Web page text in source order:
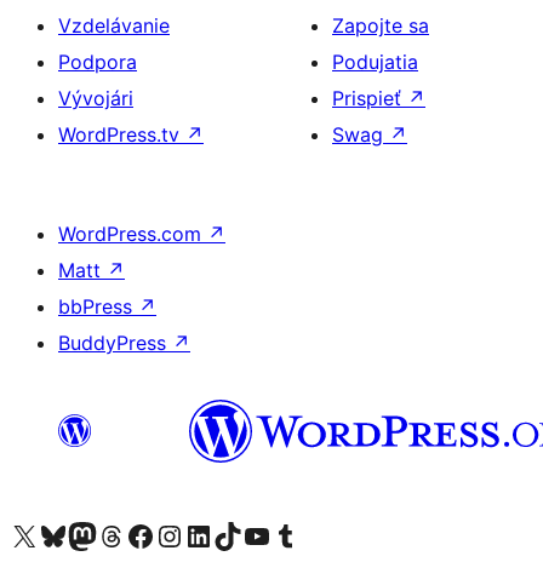
Vzdelávanie
Podpora
Vývojári
WordPress.tv ↗
Zapojte sa
Podujatia
Prispieť ↗
Swag ↗
WordPress.com ↗
Matt ↗
bbPress ↗
BuddyPress ↗
Navštívte náš účet na X (predtým Twitter)
Navštívte náš účet na platforme Bluesky
Navštívte náš účet na Mastodone
Navštívte náš účet na platforme Threads
Navštívte našu stránku na Facebooku
Navštívte náš účet Instagram
Navštívte náš účet LinkedIn
Navštívte náš účet na platforme TikTok
Navštívte náš kanál YouTube
Navštívte náš účet na platforme Tumblr